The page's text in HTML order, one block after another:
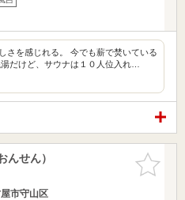
さを感じれる。 今でも薪で焚いている
だけど、サウナは１０人位入れ…
お気に入
りに追加
んせん）
市守山区